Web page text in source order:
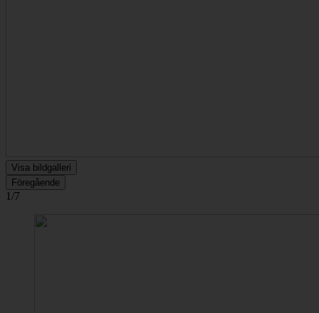
Visa bildgalleri
Föregående
1/7